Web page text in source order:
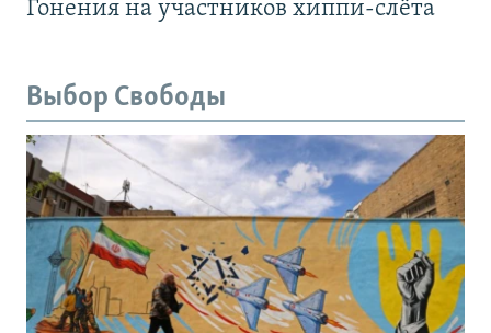
Гонения на участников хиппи-слёта
Выбор Свободы